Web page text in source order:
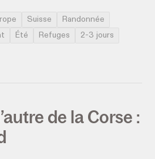
Suisse
Randonnée
Été Refuges
2-3 jours
de la Corse :